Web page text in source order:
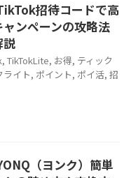
招待コードで高
ンペーンの攻略法
説
, TikTokLite, お得, ティック
ライト, ポイント, ポイ活, 招
（ヨンク）簡単